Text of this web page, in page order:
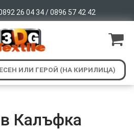
26 04 34 / 0896 57 42 42
Калъфка